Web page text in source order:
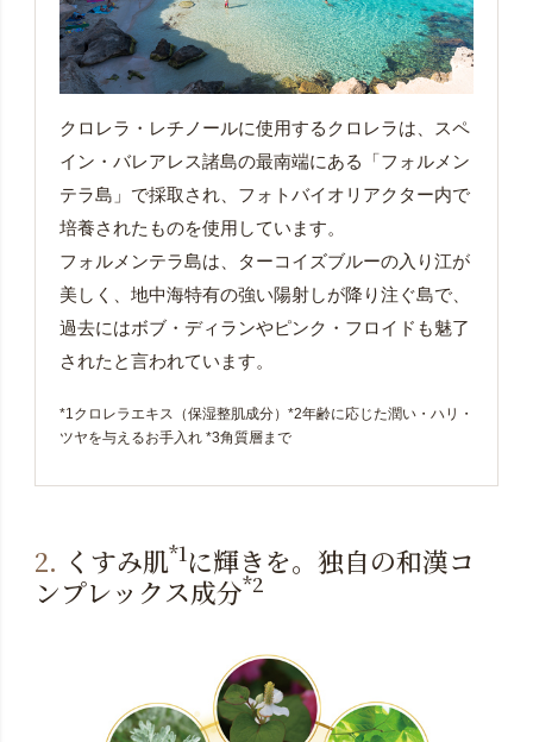
クロレラ・レチノールに使用するクロレラは、スペ
イン・バレアレス諸島の最南端にある「フォルメン
テラ島」で採取され、フォトバイオリアクター内で
培養されたものを使用しています。
フォルメンテラ島は、ターコイズブルーの入り江が
美しく、地中海特有の強い陽射しが降り注ぐ島で、
過去にはボブ・ディランやピンク・フロイドも魅了
されたと言われています。
*1クロレラエキス（保湿整肌成分）*2年齢に応じた潤い・ハリ・
ツヤを与えるお手入れ *3角質層まで
2. くすみ肌*1に輝きを。独自の和漢コ
ンプレックス成分*2